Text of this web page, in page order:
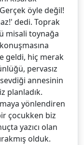
öyle değil!
dedi. Toprak
misali toynağa
geldi, hiç merak
pervasız
annesinin
planladık.
yönlendiren
çocukken biz
yazıcı olan
olduk.